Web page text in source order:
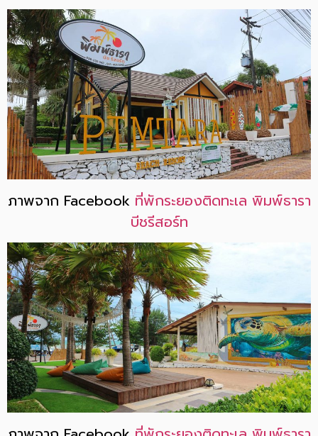
ภาพจาก Facebook ที่พักระยองติดทะเล พิมพ์ธารา
บีชรีสอร์ท